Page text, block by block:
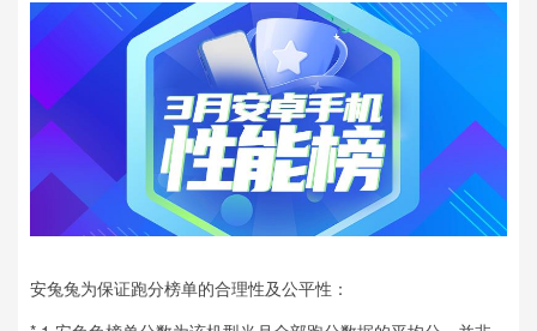
安兔兔为保证跑分榜单的合理性及公平性：